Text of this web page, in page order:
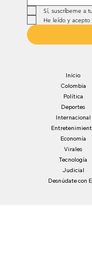
Sí, suscríbeme a
He leído y acepto
Inicio
Colombia
Política
Deportes
Internacional
Economía
Virales
Tecnología
Judicial
Desnúdate con